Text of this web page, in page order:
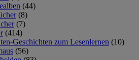
(44)
(8)
(7)
(414)
Geschichten zum Lesenlernen (10)
(56)